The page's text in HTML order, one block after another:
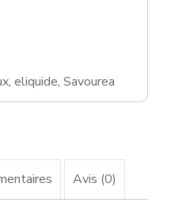
, eliquide, Savourea
Avis (0)